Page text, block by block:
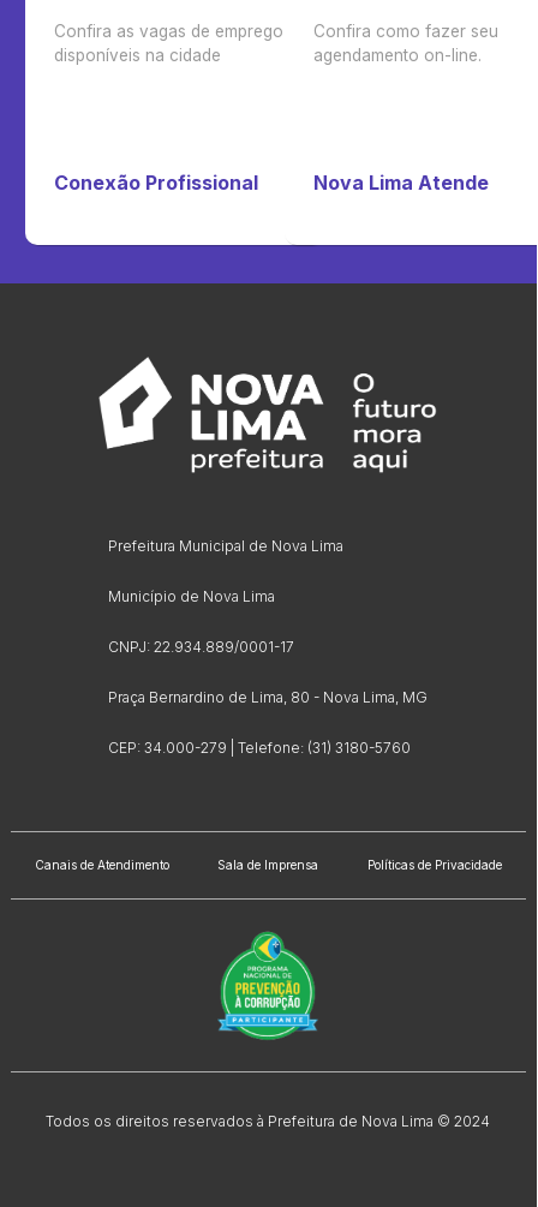
Confira as vagas de emprego
disponíveis na cidade
Conexão Profissional
Confira como fazer seu
agendamento on-line.
Nova Lima Atende
Prefeitura Municipal de Nova Lima
Município de Nova Lima
CNPJ: 22.934.889/0001-17
Praça Bernardino de Lima, 80 - Nova Lima, MG
CEP: 34.000-279 | Telefone: (31) 3180-5760
Canais de Atendimento Sala de Imprensa Políticas de Privacidade
Todos os direitos reservados à Prefeitura de Nova Lima © 2024